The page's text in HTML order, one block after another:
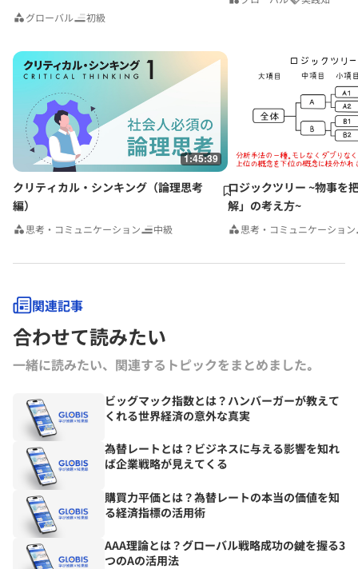
グローバル 初級
1:45:39
クリティカル・シンキング（論理思考
編）
思考・コミュニケーション 中級
ロジックツリー ~物事を
解」の考え方~
思考・コミュニケーション
関連記事
合わせて読みたい
一緒に読みたい、関連するトピックをまとめました｡
ビッグマック指数とは？ハンバーガーが教えて
くれる世界経済の意外な真実
為替レートとは？ビジネスに与える影響を知れ
ば企業戦略が見えてくる
購買力平価とは？為替レートの本当の価値を知
る経済指標の活用術
AAA理論とは？グローバル戦略成功の鍵を握る3
つのAの活用法